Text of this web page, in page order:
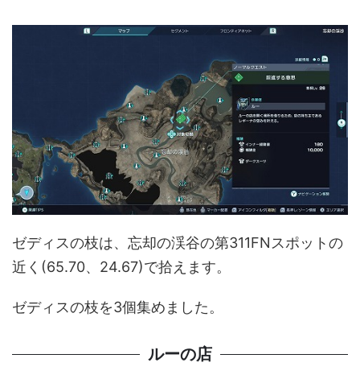
ゼディスの枝は、忘却の渓谷の第311FNスポットの
近く(65.70、24.67)で拾えます。
ゼディスの枝を3個集めました。
ルーの店